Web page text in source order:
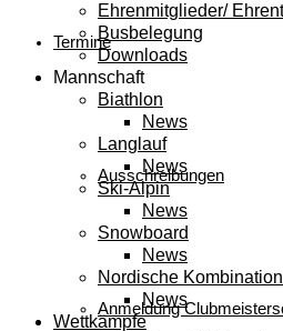
Termine
Ausschreibungen
Anmeldung
Ehrenmitglieder/
Busbelegung
Downloads
Mannschaft
Biathlon
News
Langlauf
News
Ski-Alpin
News
Snowboard
News
Nordische
News
Wettkämpfe